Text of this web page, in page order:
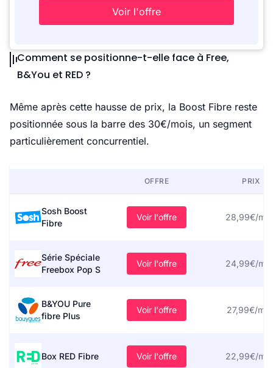
Voir l'offre
Comment se positionne-t-elle face à Free,
B&You et RED ?
Même après cette hausse de prix, la Boost Fibre reste
positionnée sous la barre des 30€/mois, un segment
particulièrement concurrentiel.
OFFRE PRIX
Sosh Boost
Fibre
Voir l'offre 28,99€/
Série Spéciale
Freebox Pop S
Voir l'offre 24,99€/
B&YOU Pure
fibre Plus
Voir l'offre 27,99€/
Box RED Fibre Voir l'offre 22,99€/